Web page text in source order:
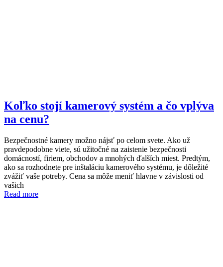
Koľko stojí kamerový systém a čo vplýva
na cenu?
Bezpečnostné kamery možno nájsť po celom svete. Ako už
pravdepodobne viete, sú užitočné na zaistenie bezpečnosti
domácností, firiem, obchodov a mnohých ďalších miest. Predtým,
ako sa rozhodnete pre inštaláciu kamerového systému, je dôležité
zvážiť vaše potreby. Cena sa môže meniť hlavne v závislosti od
vašich
Read more